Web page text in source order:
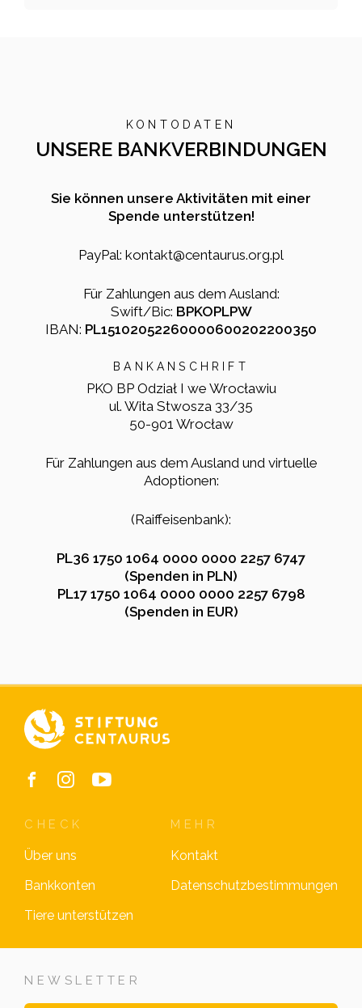
KONTODATEN
UNSERE BANKVERBINDUNGEN
Sie können unsere Aktivitäten mit einer
Spende unterstützen!
PayPal: kontakt@centaurus.org.pl
Für Zahlungen aus dem Ausland:
Swift/Bic: BPKOPLPW
IBAN: PL15102052260000600202200350
BANKANSCHRIFT
PKO BP Odział I we Wrocławiu
ul. Wita Stwosza 33/35
50-901 Wrocław
Für Zahlungen aus dem Ausland und virtuelle
Adoptionen:
(Raiffeisenbank):
PL36 1750 1064 0000 0000 2257 6747
(Spenden in PLN)
PL17 1750 1064 0000 0000 2257 6798
(Spenden in EUR)
CHECK
Über uns
Bankkonten
Tiere unterstützen
MEHR
Kontakt
Datenschutzbestimmungen
NEWSLETTER